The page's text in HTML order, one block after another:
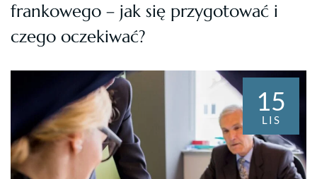
frankowego – jak się przygotować i
czego oczekiwać?
15
LIS